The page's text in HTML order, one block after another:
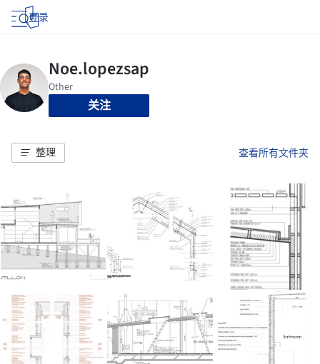
登录
关注
整理 查看所有文件夹